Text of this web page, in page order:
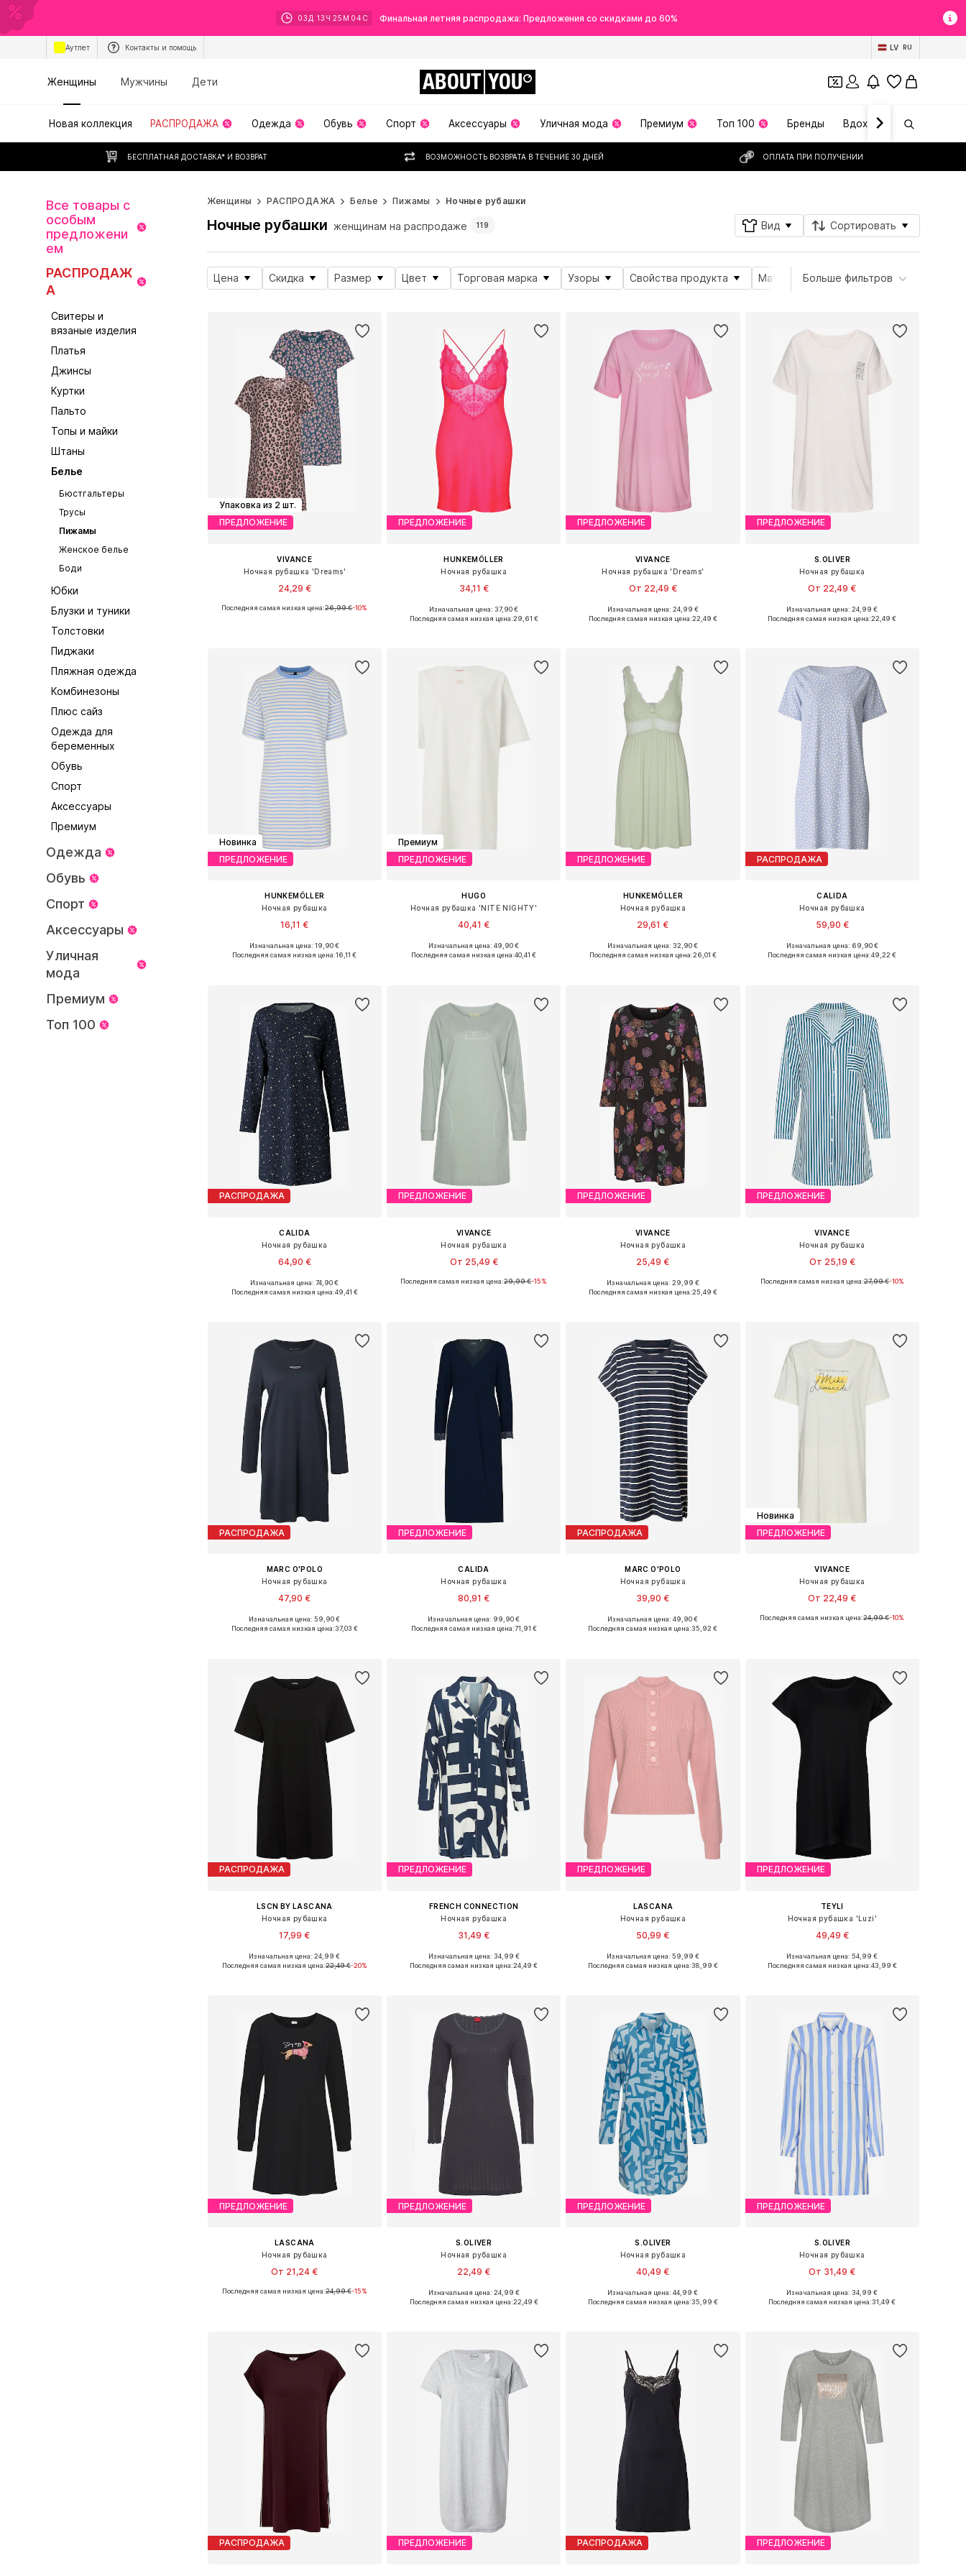
03 Д 13 Ч 25 М 02 С Финальная летняя распродажа: Предложения со скидками до 60%
Аутлет Контакты и помощь LV RU
Женщины Мужчины Дети ABOUT YOU
Новая коллекция РАСПРОДАЖА Одежда Обувь Спорт Аксессуары Уличная мода Премиум Топ 100 Бренды Вдохновение
БЕСПЛАТНАЯ ДОСТАВКА* И ВОЗВРАТ ВОЗМОЖНОСТЬ ВОЗВРАТА В ТЕЧЕНИЕ 30 ДНЕЙ ОПЛАТА ПРИ ПОЛУЧЕНИИ
Все товары с
особым
предложени
ем
РАСПРОДАЖ
А
Свитеры и
вязаные изделия
Платья
Джинсы
Куртки
Пальто
Топы и майки
Штаны
Белье
Бюстгальтеры
Трусы
Пижамы
Женское белье
Боди
Юбки
Блузки и туники
Толстовки
Пиджаки
Пляжная одежда
Комбинезоны
Плюс сайз
Одежда для
беременных
Обувь
Спорт
Аксессуары
Премиум
Одежда
Обувь
Спорт
Аксессуары
Уличная
мода
Премиум
Топ 100
Женщины РАСПРОДАЖА Белье Пижамы Ночные рубашки
Ночные рубашки женщинам на распродаже 119 Вид Сортировать
Цена Скидка Размер Цвет Торговая марка Узоры Свойства продукта Материал Специальные размеры
Больше фильтров
Упаковка из 2 шт.
ПРЕДЛОЖЕНИЕ
VIVANCE
Ночная рубашка 'Dreams'
24,29 €
Доступные размеры: XXS-XS, S-M, L-XL
Последняя самая низкая цена:26,99 €-10%
ПРЕДЛОЖЕНИЕ
HUNKEMÖLLER
Ночная рубашка
34,11 €
Доступные размеры: XS, S, M, L, XL
Изначальная цена: 37,90 €
Последняя самая низкая цена:29,61 €
ПРЕДЛОЖЕНИЕ
VIVANCE
Ночная рубашка 'Dreams'
От 22,49 €
Доступные размеры: XS, XS-S, M, XL
Изначальная цена: 24,99 €
Последняя самая низкая цена:22,49 €
ПРЕДЛОЖЕНИЕ
S.OLIVER
Ночная рубашка
От 22,49 €
Доступные размеры: XS-S, M, L, XL
Изначальная цена: 24,99 €
Последняя самая низкая цена:22,49 €
Новинка
ПРЕДЛОЖЕНИЕ
HUNKEMÖLLER
Ночная рубашка
16,11 €
Доступные размеры: XS-S, M-L, XL-XXL
Изначальная цена: 19,90 €
Последняя самая низкая цена:16,11 €
Премиум
ПРЕДЛОЖЕНИЕ
HUGO
Ночная рубашка 'NITE NIGHTY'
40,41 €
Доступные размеры: XS, S, M, L
Изначальная цена: 49,90 €
Последняя самая низкая цена:40,41 €
ПРЕДЛОЖЕНИЕ
HUNKEMÖLLER
Ночная рубашка
29,61 €
Доступные размеры: XS, S, M, L, XL
Изначальная цена: 32,90 €
Последняя самая низкая цена:26,01 €
РАСПРОДАЖА
CALIDA
Ночная рубашка
59,90 €
Доступные размеры: S, M, L, XL
Изначальная цена: 69,90 €
Последняя самая низкая цена:49,22 €
РАСПРОДАЖА
CALIDA
Ночная рубашка
64,90 €
Доступные размеры: XS, S, M, L
Изначальная цена: 74,90 €
Последняя самая низкая цена:49,41 €
ПРЕДЛОЖЕНИЕ
VIVANCE
Ночная рубашка
От 25,49 €
Доступные размеры: XS, XS-S, L
Последняя самая низкая цена:29,99 €-15%
ПРЕДЛОЖЕНИЕ
VIVANCE
Ночная рубашка
25,49 €
Изначальная цена: 29,99 €
Последняя самая низкая цена:25,49 €
ПРЕДЛОЖЕНИЕ
VIVANCE
Ночная рубашка
От 25,19 €
Доступные размеры: XXS-XS, S-M, L-XL
Последняя самая низкая цена:27,99 €-10%
РАСПРОДАЖА
MARC O'POLO
Ночная рубашка
47,90 €
Доступные размеры: XS, S, M, L, XL
Изначальная цена: 59,90 €
Последняя самая низкая цена:37,03 €
ПРЕДЛОЖЕНИЕ
CALIDA
Ночная рубашка
80,91 €
Доступные размеры: XS, S, M, L
Изначальная цена: 99,90 €
Последняя самая низкая цена:71,91 €
РАСПРОДАЖА
MARC O'POLO
Ночная рубашка
39,90 €
Доступные размеры: S, M, L, XL
Изначальная цена: 49,90 €
Последняя самая низкая цена:35,92 €
Новинка
ПРЕДЛОЖЕНИЕ
VIVANCE
Ночная рубашка
От 22,49 €
Доступно множество размеров
Последняя самая низкая цена:24,99 €-10%
РАСПРОДАЖА
LSCN BY LASCANA
Ночная рубашка
17,99 €
Изначальная цена: 24,99 €
Последняя самая низкая цена:22,49 €-20%
ПРЕДЛОЖЕНИЕ
FRENCH CONNECTION
Ночная рубашка
31,49 €
Доступно множество размеров
Изначальная цена: 34,99 €
Последняя самая низкая цена:24,49 €
ПРЕДЛОЖЕНИЕ
LASCANA
Ночная рубашка
50,99 €
Доступные размеры: XS, XS-S, M, L
Изначальная цена: 59,99 €
Последняя самая низкая цена:38,99 €
ПРЕДЛОЖЕНИЕ
TEYLI
Ночная рубашка 'Luzi'
49,49 €
Доступные размеры: XS, S, M, L, XL, XXL
Изначальная цена: 54,99 €
Последняя самая низкая цена:43,99 €
ПРЕДЛОЖЕНИЕ
LASCANA
Ночная рубашка
От 21,24 €
Доступные размеры: XS, XS-S, M, L
Последняя самая низкая цена:24,99 €-15%
ПРЕДЛОЖЕНИЕ
S.OLIVER
Ночная рубашка
22,49 €
Доступные размеры: XS, XS-S, M, L
Изначальная цена: 24,99 €
Последняя самая низкая цена:22,49 €
ПРЕДЛОЖЕНИЕ
S.OLIVER
Ночная рубашка
40,49 €
Доступные размеры: XXS-XS, S-M, L-XL
Изначальная цена: 44,99 €
Последняя самая низкая цена:35,99 €
ПРЕДЛОЖЕНИЕ
S.OLIVER
Ночная рубашка
От 31,49 €
Доступно множество размеров
Изначальная цена: 34,99 €
Последняя самая низкая цена:31,49 €
РАСПРОДАЖА ПРЕДЛОЖЕНИЕ РАСПРОДАЖА ПРЕДЛОЖЕНИЕ